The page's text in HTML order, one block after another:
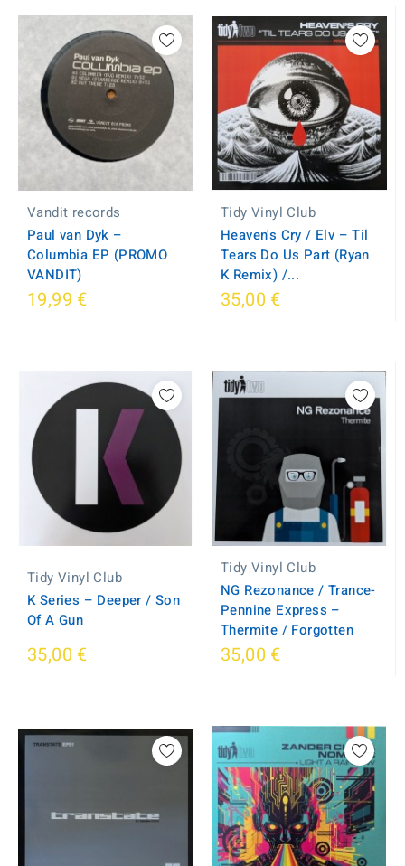
Vandit records
Paul van Dyk ‎–
Columbia EP (PROMO
VANDIT)
19,99 €
Tidy Vinyl Club
Heaven's Cry / Elv – Til
Tears Do Us Part (Ryan
K Remix) /...
35,00 €
Tidy Vinyl Club
K Series ‎– Deeper / Son
Of A Gun
35,00 €
Tidy Vinyl Club
NG Rezonance / Trance-
Pennine Express –
Thermite / Forgotten
35,00 €